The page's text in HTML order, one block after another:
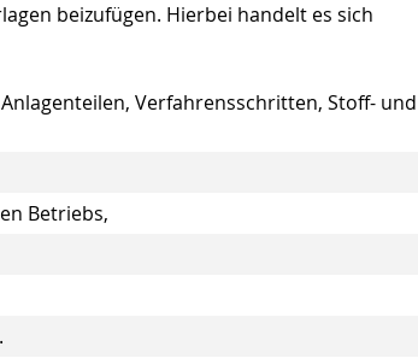
beizufügen. Hierbei handelt es sich
Verfahrensschritten, Stoff- und
Betriebs,